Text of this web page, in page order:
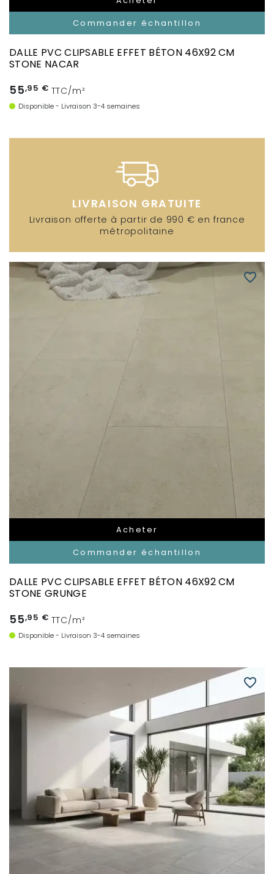
Commander échantillon
DALLE PVC CLIPSABLE EFFET BÉTON 46X92 CM
STONE NACAR
55,95 € TTC/m²
Disponible - Livraison 3-4 semaines
LIVRAISON GRATUITE
Livraison offerte à partir de 990 € en france
métropolitaine
Acheter
Commander échantillon
favorite_border
DALLE PVC CLIPSABLE EFFET BÉTON 46X92 CM
STONE GRUNGE
55,95 € TTC/m²
Disponible - Livraison 3-4 semaines
favorite_border